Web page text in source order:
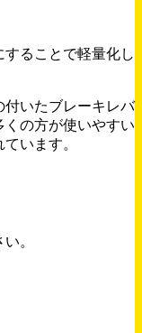
ることで軽量化し
付いたブレーキレバ
の方が使いやすい
います。
。